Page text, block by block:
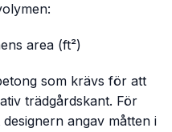
area (ft²)
som krävs för att
trädgårdskant. För
angav måtten i